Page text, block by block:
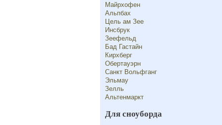
Майрхофен
Альпбах
Цель ам Зее
Инсбрук
Зеефельд
Бад Гастайн
Кирхберг
Обертауэрн
Санкт Вольфганг
Эльмау
Зелль
Альтенмаркт
Для сноуборда